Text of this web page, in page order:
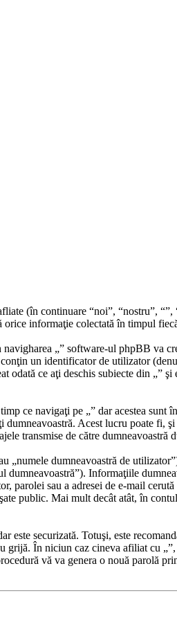
(în continuare “noi”, “nostru”,
informaţie colectată în timpul
„” software-ul phpBB va
un identificator de utilizator
ce aţi deschis subiecte din „”
ce navigaţi pe „” dar acestea
Acest lucru poate fi,
transmise de către
dumneavoastră de
dumneavoastră”). Informaţiile
parolei sau a adresei de e-mail
public. Mai mult decât atât, în
este securizată. Totuşi, este
grijă. În niciun caz cineva afiliat cu
vă va genera o nouă parolă